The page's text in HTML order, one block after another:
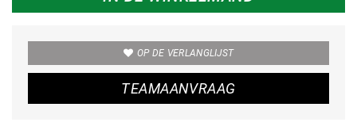
OP DE VERLANGLIJST
TEAMAANVRAAG